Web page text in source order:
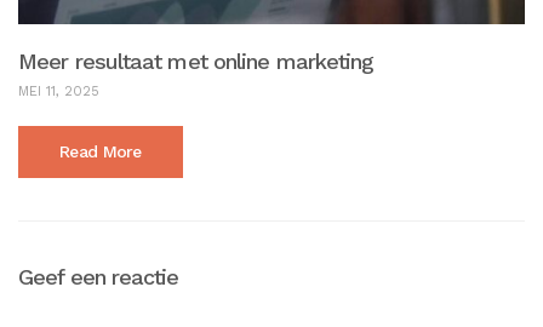
Meer resultaat met online marketing
MEI 11, 2025
Read More
Geef een reactie